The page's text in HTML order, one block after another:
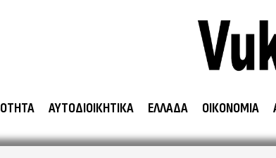
ΑΥΤΟΔΙΟΙΚΗΤΙΚΑ ΕΛΛΑΔΑ ΟΙΚΟΝΟΜΙΑ